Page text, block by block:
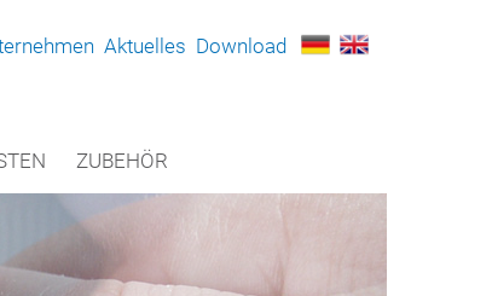
Aktuelles Download
ZUBEHÖR